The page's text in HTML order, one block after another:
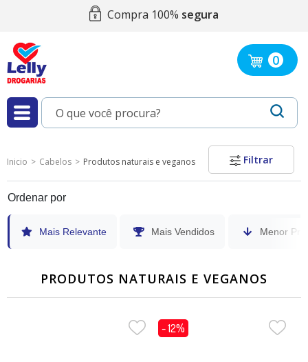
Compra 100% segura
0
Filtrar
Inicio Cabelos Produtos naturais e veganos
Ordenar por
Mais Relevante Mais Vendidos Menor
PRODUTOS NATURAIS E VEGANOS
- 12%